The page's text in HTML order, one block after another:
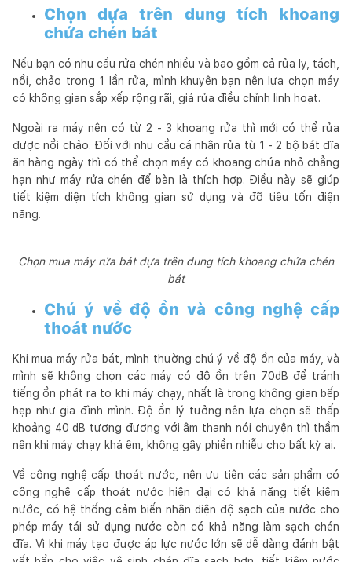
Chọn dựa trên dung tích khoang
chứa chén bát
Nếu bạn có nhu cầu rửa chén nhiều và bao gồm cả rửa ly, tách,
nồi, chảo trong 1 lần rửa, mình khuyên bạn nên lựa chọn máy
có không gian sắp xếp rộng rãi, giá rửa điều chỉnh linh hoạt.
Ngoài ra máy nên có từ 2 - 3 khoang rửa thì mới có thể rửa
được nồi chảo. Đối với nhu cầu cá nhân rửa từ 1 - 2 bộ bát đĩa
ăn hàng ngày thì có thể chọn máy có khoang chứa nhỏ chẳng
hạn như máy rửa chén để bàn là thích hợp. Điều này sẽ giúp
tiết kiệm diện tích không gian sử dụng và đỡ tiêu tốn điện
năng.
Chọn mua máy rửa bát dựa trên dung tích khoang chứa chén
bát
Chú ý về độ ồn và công nghệ cấp
thoát nước
Khi mua máy rửa bát, mình thường chú ý về độ ồn của máy, và
mình sẽ không chọn các máy có độ ồn trên 70dB để tránh
tiếng ồn phát ra to khi máy chạy, nhất là trong không gian bếp
hẹp như gia đình mình. Độ ồn lý tưởng nên lựa chọn sẽ thấp
khoảng 40 dB tương đương với âm thanh nói chuyện thì thầm
nên khi máy chạy khá êm, không gây phiền nhiễu cho bất kỳ ai.
Về công nghệ cấp thoát nước, nên ưu tiên các sản phẩm có
công nghệ cấp thoát nước hiện đại có khả năng tiết kiệm
nước, có hệ thống cảm biến nhận diện độ sạch của nước cho
phép máy tái sử dụng nước còn có khả năng làm sạch chén
đĩa. Vì khi máy tạo được áp lực nước lớn sẽ dễ dàng đánh bật